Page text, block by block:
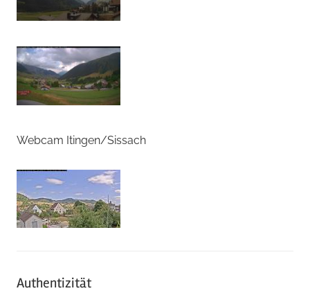
Webcam Itingen/Sissach
Authentizität